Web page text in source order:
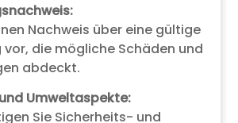
Nachweis über eine gültige
vor, die mögliche Schäden und
abdeckt.
Umweltaspekte:
Sie Sicherheits- und